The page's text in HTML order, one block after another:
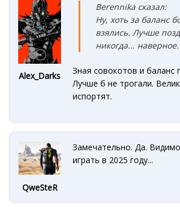
Alex_Darks
Berennika сказал:
Ну, хоть за баланс
взялись. Лучше
никогда... наверное.
Зная совокотов и баланс
Лучше б не трогали.
испортят.
QweSteR
Замечательно. Да.
играть в 2025 году...